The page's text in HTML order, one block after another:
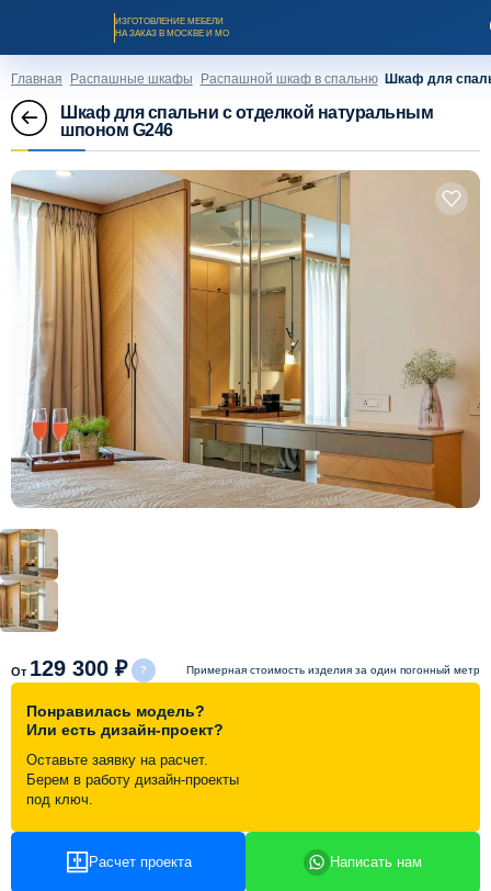
ИЗГОТОВЛЕНИЕ МЕБЕЛИ
НА ЗАКАЗ В МОСКВЕ И МО
Заказать звонок
Каталог мебели на заказ
О компании
Оплата и доставка
Рассрочка и кредит
Схема работы
Акции и скидки
Портфолио
Видеоотзывы
Статьи
Главная Распашные шкафы Распашной шкаф в спальню Шкаф для
Шкаф для спальни с отделкой натуральным
шпоном G246
От 129 300 ₽ Примерная стоимость изделия за один погонный метр
Понравилась модель?
Или есть дизайн-проект?
Оставьте заявку на расчет.
Берем в работу дизайн-проекты
под ключ.
Расчет проекта Написать нам